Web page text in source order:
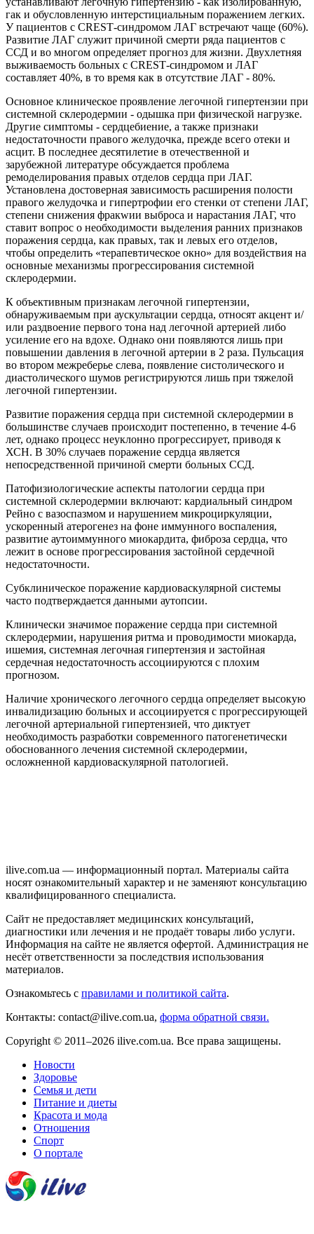
гак и обусловленную интерстициальным поражением легких.
У пациентов с СRЕSТ-синдромом ЛАГ встречают чаще (60%).
Развитие ЛАГ служит причиной смерти ряда пациентов с
ССД и во многом определяет прогноз для жизни. Двухлетняя
выживаемость больных с СRЕSТ-синдромом и ЛАГ
составляет 40%, в то время как в отсутствие ЛАГ - 80%.
Основное клиническое проявление легочной гипертензии при
системной склеродермии - одышка при физической нагрузке.
Другие симптомы - сердцебиение, а также признаки
недостаточности правого желудочка, прежде всего отеки и
асцит. В последнее десятилетие в отечественной и
зарубежной литературе обсуждается проблема
ремоделирования правых отделов сердца при ЛАГ.
Установлена достоверная зависимость расширения полости
правого желудочка и гипертрофии его стенки от степени ЛАГ,
степени снижения фракwии выброса и нарастания ЛАГ, что
ставит вопрос о необходимости выделения ранних признаков
поражения сердца, как правых, так и левых его отделов,
чтобы определить «терапевтическое окно» для воздействия на
основные механизмы прогрессирования системной
склеродермии.
К объективным признакам легочной гипертензии,
обнаруживаемым при аускультации сердца, относят акцент и/
или раздвоение первого тона над легочной артерией либо
усиление его на вдохе. Однако они появляются лишь при
повышении давления в легочной артерии в 2 раза. Пульсация
во втором межреберье слева, появление систолического и
диастолического шумов регистрируются лишь при тяжелой
легочной гипертензии.
Развитие поражения сердца при системной склеродермии в
большинстве случаев происходит постепенно, в течение 4-6
лет, однако процесс неуклонно прогрессирует, приводя к
ХСН. В 30% случаев поражение сердца является
непосредственной причиной смерти больных ССД.
Патофизиологические аспекты патологии сердца при
системной склеродермии включают: кардиальный синдром
Рейно с вазоспазмом и нарушением микроциркуляции,
ускоренный атерогенез на фоне иммунного воспаления,
развитие аутоиммунного миокардита, фиброза сердца, что
лежит в основе прогрессирования застойной сердечной
недостаточности.
Субклиническое поражение кардиоваскулярной системы
часто подтверждается данными аутопсии.
Клинически значимое поражение сердца при системной
склеродермии, нарушения ритма и проводимости миокарда,
ишемия, системная легочная гипертензия и застойная
сердечная недостаточность ассоциируются с плохим
прогнозом.
Наличие хронического легочного сердца определяет высокую
инвалидизацию больных и ассоциируется с прогрессирующей
легочной артериальной гипертензией, что диктует
необходимость разработки современного патогенетически
обоснованного лечения системной склеродермии,
осложненной кардиоваскулярной патологией.
ilive.com.ua — информационный портал. Материалы сайта
носят ознакомительный характер и не заменяют консультацию
квалифицированного специалиста.
Сайт не предоставляет медицинских консультаций,
диагностики или лечения и не продаёт товары либо услуги.
Информация на сайте не является офертой. Администрация не
несёт ответственности за последствия использования
материалов.
Ознакомьтесь с правилами и политикой сайта.
Контакты: contact@ilive.com.ua, форма обратной связи.
Copyright © 2011–2026 ilive.com.ua. Все права защищены.
Новости
Здоровье
Семья и дети
Питание и диеты
Красота и мода
Отношения
Спорт
О портале